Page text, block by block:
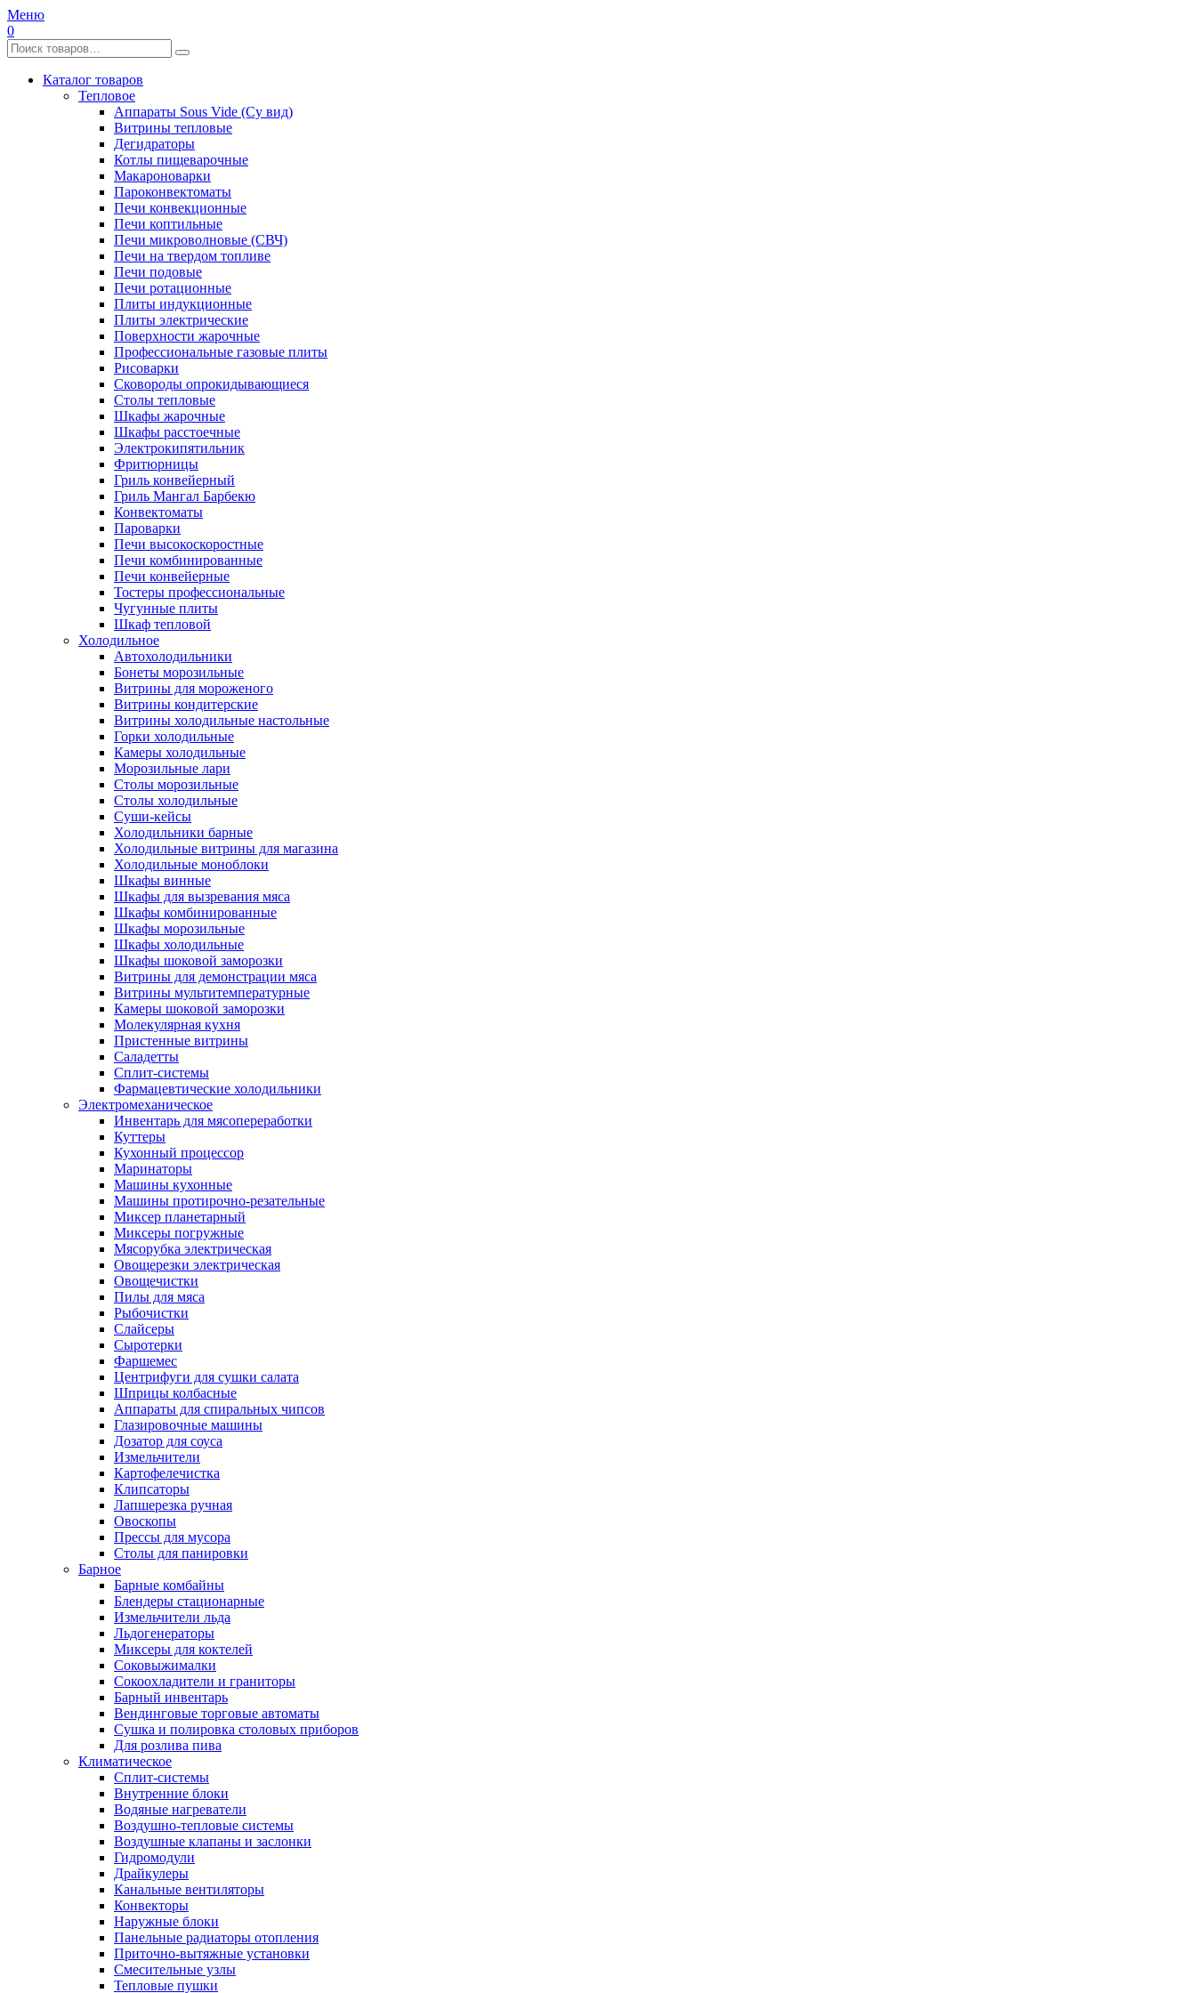
Меню
0
Каталог товаров
Тепловое
Аппараты Sous Vide (Су вид)
Витрины тепловые
Дегидраторы
Котлы пищеварочные
Макароноварки
Пароконвектоматы
Печи конвекционные
Печи коптильные
Печи микроволновые (СВЧ)
Печи на твердом топливе
Печи подовые
Печи ротационные
Плиты индукционные
Плиты электрические
Поверхности жарочные
Профессиональные газовые плиты
Рисоварки
Сковороды опрокидывающиеся
Столы тепловые
Шкафы жарочные
Шкафы расстоечные
Электрокипятильник
Фритюрницы
Гриль конвейерный
Гриль Мангал Барбекю
Конвектоматы
Пароварки
Печи высокоскоростные
Печи комбинированные
Печи конвейерные
Тостеры профессиональные
Чугунные плиты
Шкаф тепловой
Холодильное
Автохолодильники
Бонеты морозильные
Витрины для мороженого
Витрины кондитерские
Витрины холодильные настольные
Горки холодильные
Камеры холодильные
Морозильные лари
Столы морозильные
Столы холодильные
Суши-кейсы
Холодильники барные
Холодильные витрины для магазина
Холодильные моноблоки
Шкафы винные
Шкафы для вызревания мяса
Шкафы комбинированные
Шкафы морозильные
Шкафы холодильные
Шкафы шоковой заморозки
Витрины для демонстрации мяса
Витрины мультитемпературные
Камеры шоковой заморозки
Молекулярная кухня
Пристенные витрины
Саладетты
Сплит-системы
Фармацевтические холодильники
Электромеханическое
Инвентарь для мясопереработки
Куттеры
Кухонный процессор
Маринаторы
Машины кухонные
Машины протирочно-резательные
Миксер планетарный
Миксеры погружные
Мясорубка электрическая
Овощерезки электрическая
Овощечистки
Пилы для мяса
Рыбочистки
Слайсеры
Сыротерки
Фаршемес
Центрифуги для сушки салата
Шприцы колбасные
Аппараты для спиральных чипсов
Глазировочные машины
Дозатор для соуса
Измельчители
Картофелечистка
Клипсаторы
Лапшерезка ручная
Овоскопы
Прессы для мусора
Столы для панировки
Барное
Барные комбайны
Блендеры стационарные
Измельчители льда
Льдогенераторы
Миксеры для коктелей
Соковыжималки
Сокоохладители и граниторы
Барный инвентарь
Вендинговые торговые автоматы
Сушка и полировка столовых приборов
Для розлива пива
Климатическое
Сплит-системы
Внутренние блоки
Водяные нагреватели
Воздушно-тепловые системы
Воздушные клапаны и заслонки
Гидромодули
Драйкулеры
Канальные вентиляторы
Конвекторы
Наружные блоки
Панельные радиаторы отопления
Приточно-вытяжные установки
Смесительные узлы
Тепловые пушки